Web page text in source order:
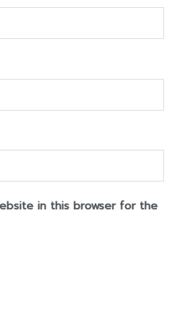
in this browser for the